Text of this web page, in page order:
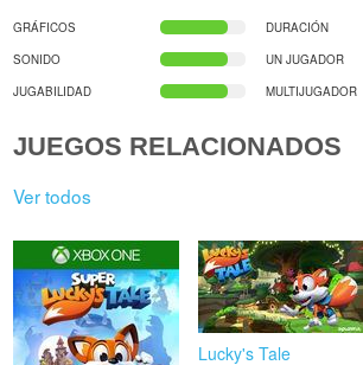
GRÁFICOS
DURACIÓN
SONIDO
UN JUGADOR
JUGABILIDAD
MULTIJUGADOR
JUEGOS RELACIONADOS
Ver todos
Lucky's Tale